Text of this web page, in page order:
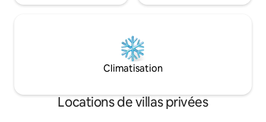
Climatisation
Locations de villas privées